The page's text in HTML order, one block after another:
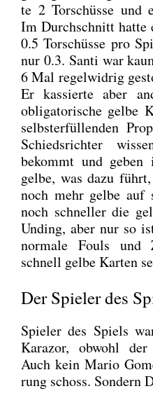
te 2 Tor­schüs­se und
Im Durch­schnitt hat­te
0.5 Tor­schüs­se pro
nur 0.3. San­ti war
6 Mal regel­wid­rig
Er kas­sier­te aber
obli­ga­to­ri­sche gel­be
selbst­er­fül­len­den
Schieds­rich­ter
bekommt und
gel­be, was dazu
noch mehr gel­be auf
noch schnel­ler die
Unding, aber nur so
nor­ma­le Fouls und
schnell gel­be Kar­ten
Der Spieler des
Spie­ler des Spiels
Kara­zor, obwohl
Auch kein Mario
rung schoss. Son­dern